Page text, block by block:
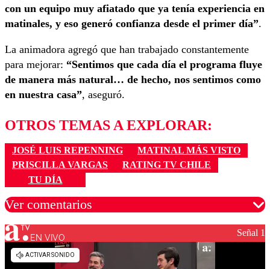
con un equipo muy afiatado que ya tenía experiencia en
matinales, y eso generó confianza desde el primer día”.
La animadora agregó que han trabajado constantemente
para mejorar: “Sentimos que cada día el programa fluye
de manera más natural… de hecho, nos sentimos como
en nuestra casa”, aseguró.
OTROS TEMAS A EXPLORAR:
JOSÉ LUIS REPENNING
MATINAL MÁS VISTO
PRISCILLA VARGAS
RATING TV CHILE
TU DÍA
Ver comentarios
Los comentarios son moderados para garantizar un
diálogo respetuoso.
EN VIVO Señal 1